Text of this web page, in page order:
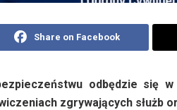
Share on Facebook
odbędzie się
zgrywających służb